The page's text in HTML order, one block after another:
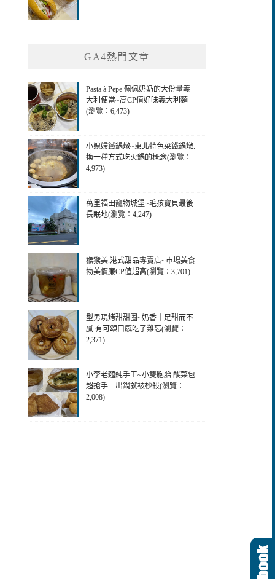
GA4熱門文章
Pasta à Pepe 佩佩奶奶的大份量義
大利便當~高CP值好味義大利麵
(瀏覽：6,473)
小媳婦鐵鍋燉~東北特色菜鐵鍋燉.
換一種方式吃火鍋的概念(瀏覽：
4,973)
萬里福田竉物城堡~毛孩寶貝最後
長眠地(瀏覽：4,247)
猴猴美.港式甜品專賣店~市場美食
物美價廉CP值超高(瀏覽：3,701)
型男現烤甜甜圈~奶香十足甜而不
膩 有可頌口感吃了難忘(瀏覽：
2,371)
小李老麵純手工~小雙胞胎.酸菜包
超搶手一出鍋就被杪殺(瀏覽：
2,008)